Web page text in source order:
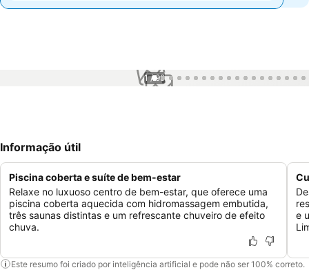
1 / 99
Informação útil
Piscina coberta e suíte de bem-estar
Relaxe no luxuoso centro de bem-estar, que oferece uma
piscina coberta aquecida com hidromassagem embutida,
três saunas distintas e um refrescante chuveiro de efeito
chuva.
e
Este resumo foi criado por inteligência artificial e pode não ser 100% correto.